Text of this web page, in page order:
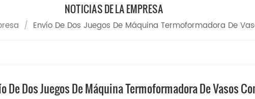
NOTICIAS DE LA EMPRESA
/ Envío De Dos Juegos De Máquina Termoformadora De
De Dos Juegos De Máquina Termoformadora De Vasos